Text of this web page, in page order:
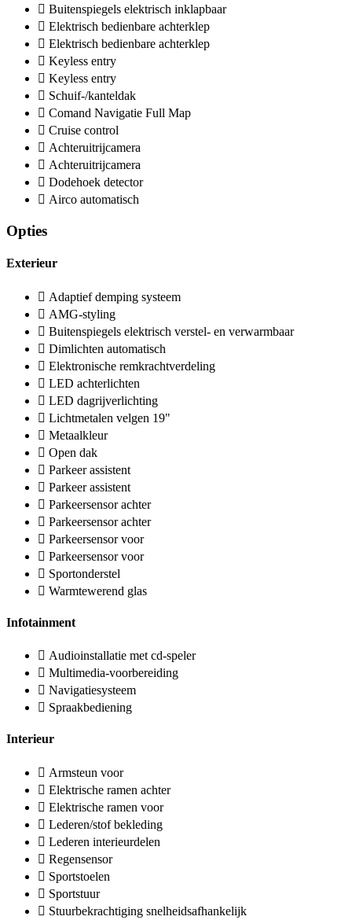
Buitenspiegels elektrisch inklapbaar
Elektrisch bedienbare achterklep
Elektrisch bedienbare achterklep
Keyless entry
Keyless entry
Schuif-/kanteldak
Comand Navigatie Full Map
Cruise control
Achteruitrijcamera
Achteruitrijcamera
Dodehoek detector
Airco automatisch
Opties
Exterieur
Adaptief demping systeem
AMG-styling
Buitenspiegels elektrisch verstel- en verwarmbaar
Dimlichten automatisch
Elektronische remkrachtverdeling
LED achterlichten
LED dagrijverlichting
Lichtmetalen velgen 19"
Metaalkleur
Open dak
Parkeer assistent
Parkeer assistent
Parkeersensor achter
Parkeersensor achter
Parkeersensor voor
Parkeersensor voor
Sportonderstel
Warmtewerend glas
Infotainment
Audioinstallatie met cd-speler
Multimedia-voorbereiding
Navigatiesysteem
Spraakbediening
Interieur
Armsteun voor
Elektrische ramen achter
Elektrische ramen voor
Lederen/stof bekleding
Lederen interieurdelen
Regensensor
Sportstoelen
Sportstuur
Stuurbekrachtiging snelheidsafhankelijk